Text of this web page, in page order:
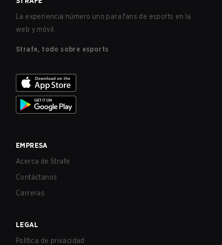
La experiencia número uno para fans de esports en la
web y móvil.
Strafe, todo sobre esports
EMPRESA
Acerca de Strafe
Contáctanos
Carreras
LEGAL
Política de privacidad